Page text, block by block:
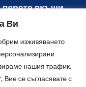
Ви
изживяването
нашия трафик.
Вие се съгласявате с
перете вкъщи